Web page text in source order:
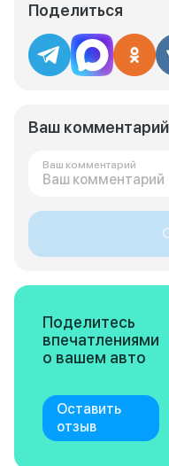
Поделиться
Ваш комментарий
Ваш комментарий
Поделитесь
впечатлениями
о вашем авто
Оставить
отзыв